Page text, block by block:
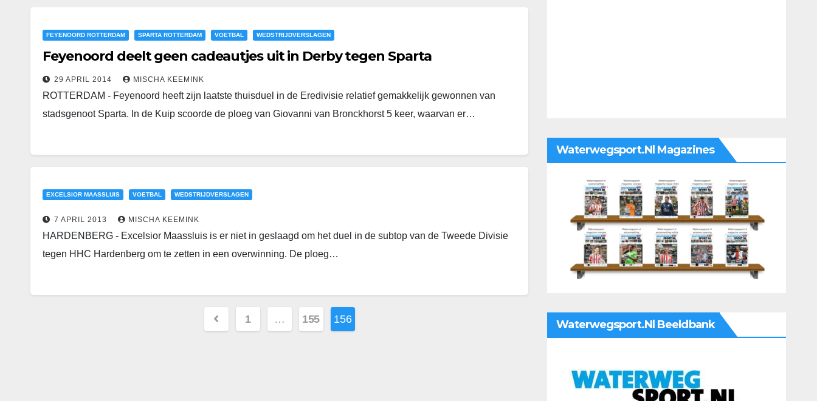
FEYENOORD ROTTERDAM SPARTA ROTTERDAM VOETBAL WEDSTRIJDVERSLAGEN
Feyenoord deelt geen cadeautjes uit in Derby tegen Sparta
29 APRIL 2014 MISCHA KEEMINK
ROTTERDAM - Feyenoord heeft zijn laatste thuisduel in de Eredivisie relatief gemakkelijk gewonnen van
stadsgenoot Sparta. In de Kuip scoorde de ploeg van Giovanni van Bronckhorst 5 keer, waarvan er…
EXCELSIOR MAASSLUIS VOETBAL WEDSTRIJDVERSLAGEN
7 APRIL 2013 MISCHA KEEMINK
HARDENBERG - Excelsior Maassluis is er niet in geslaagd om het duel in de subtop van de Tweede Divisie
tegen HHC Hardenberg om te zetten in een overwinning. De ploeg…
1 … 155 156
Waterwegsport.nl Magazines
Waterwegsport.nl Beeldbank